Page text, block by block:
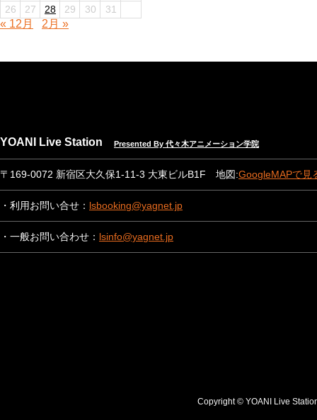
26
27 28 29 30 31
« 12月 2月 »
YOANI Live Station Presented By 代々木アニメーション学院
〒169-0072 新宿区大久保1-11-3 大東ビルB1F 地図:GoogleMAPで見
・利用お問い合せ： lsbooking@yagnet.jp
・一般お問い合わせ： lsinfo@yagnet.jp
Copyright © YOANI Live